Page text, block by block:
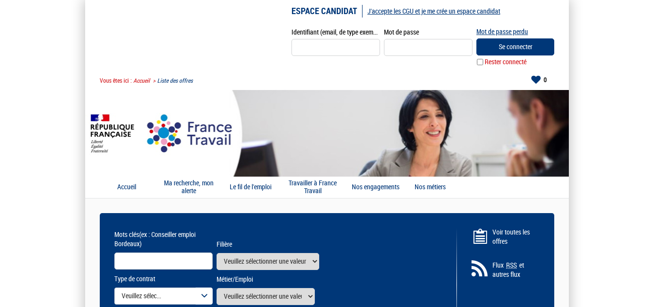
ESPACE CANDIDAT
Identifiant (email, de type exemple@exemple.fr) Mot de passe
Rester connecté
Mot de passe perdu
J'accepte les CGU et je me crée un espace candidat
Vous êtes ici : Accueil Liste des offres 0
Accueil
Ma recherche, mon
alerte
Le fil de l'emploi
Travailler à France
Travail
Nos engagements Nos métiers
Mots clés(ex : Conseiller emploi
Bordeaux)
Filière
Type de contrat
Veuillez sélectionner une ou des valeurs
Métier/Emploi
Voir toutes les
offres
Flux RSS et
autres flux